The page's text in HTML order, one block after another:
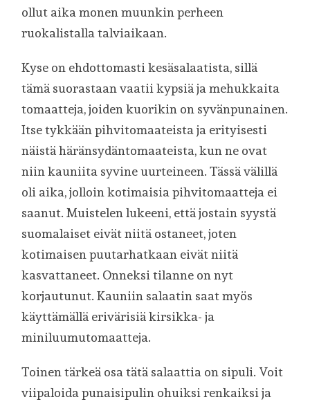
ollut aika monen muunkin perheen
ruokalistalla talviaikaan.
Kyse on ehdottomasti kesäsalaatista, sillä
tämä suorastaan vaatii kypsiä ja mehukkaita
tomaatteja, joiden kuorikin on syvänpunainen.
Itse tykkään pihvitomaateista ja erityisesti
näistä häränsydäntomaateista, kun ne ovat
niin kauniita syvine uurteineen. Tässä välillä
oli aika, jolloin kotimaisia pihvitomaatteja ei
saanut. Muistelen lukeeni, että jostain syystä
suomalaiset eivät niitä ostaneet, joten
kotimaisen puutarhatkaan eivät niitä
kasvattaneet. Onneksi tilanne on nyt
korjautunut. Kauniin salaatin saat myös
käyttämällä erivärisiä kirsikka- ja
miniluumutomaatteja.
Toinen tärkeä osa tätä salaattia on sipuli. Voit
viipaloida punaisipulin ohuiksi renkaiksi ja